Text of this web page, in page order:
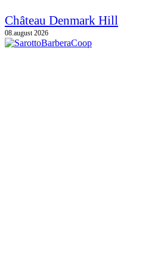
Château Denmark Hill
08.august 2026